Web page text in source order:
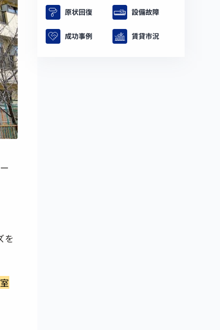
を
原状回復 設備故障
成功事例 賃貸市況